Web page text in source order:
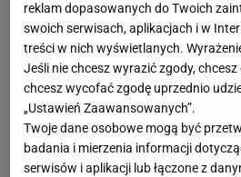
wznowienia rozgrywek
w bramce Unionu Berlin.
ma zająć 22-letni Moritz
wypożyczony z Borussii
sposób zostanie sprawdzony
polskiegobramkarza w
reklam dopasowanych do Twoich
swoich serwisach, aplikacjach i w
treści w nich wyświetlanych.
Jeśli nie chcesz wyrazić zgody,
chcesz wycofać zgodę uprzednio
„Ustawień Zaawansowanych”.
Twoje dane osobowe mogą być
badania i mierzenia informacji
serwisów i aplikacji lub łączone z